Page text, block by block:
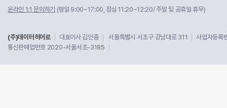
온라인 1:1 문의하기 (평일 9:00~17:00, 점심 11:20~12:20/ 주말 및 공휴일 휴무)
(주)데이터히어로 대표이사 김인중 서울특별시 서초구 강남대로 311
사업자등
통신판매업번호 2020-서울서초-3185